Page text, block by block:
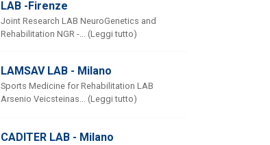
LAB -Firenze
Joint Research LAB NeuroGenetics and
Rehabilitation NGR -... (Leggi tutto)
LAMSAV LAB - Milano
Sports Medicine for Rehabilitation LAB
Arsenio Veicsteinas... (Leggi tutto)
CADITER LAB - Milano